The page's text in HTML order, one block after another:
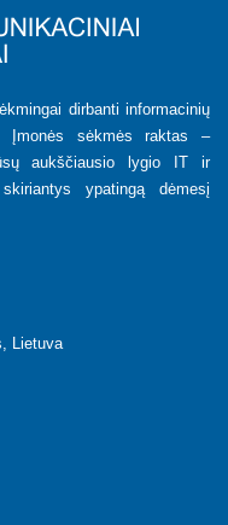
dirbanti informacinių
Įmonės sėkmės raktas –
aukščiausio lygio IT ir
ypatingą dėmesį
Lietuva